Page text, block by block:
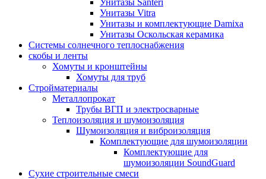
Унитазы Santeri
Унитазы Vitra
Унитазы и комплектующие Damixa
Унитазы Оскольская керамика
Системы солнечного теплоснабжения
скобы и ленты
Хомуты и кронштейны
Хомуты для труб
Стройматериалы
Металлопрокат
Трубы ВГП и электросварные
Теплоизоляция и шумоизоляция
Шумоизоляция и виброизоляция
Комплектующие для шумоизоляции
Комплектующие для
шумоизоляции SoundGuard
Сухие строительные смеси